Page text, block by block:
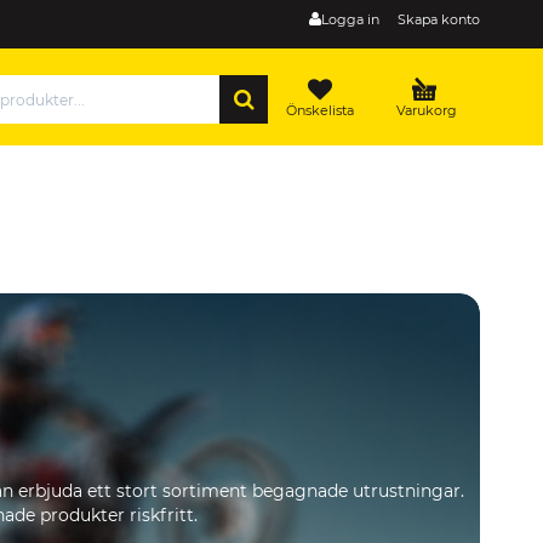
Logga in Skapa konto
Varukorg
Önskelista
erbjuda ett stort sortiment begagnade utrustningar.
produkter riskfritt.